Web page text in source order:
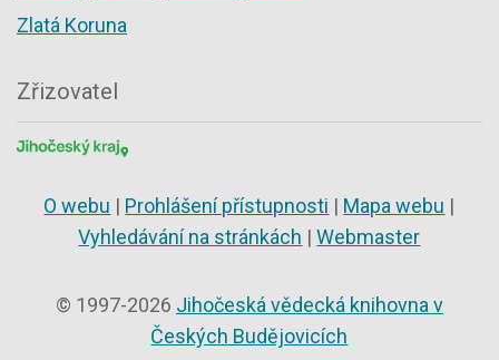
Zlatá Koruna
Zřizovatel
O webu | Prohlášení přístupnosti | Mapa webu |
Vyhledávání na stránkách |Webmaster
© 1997-2026 Jihočeská vědecká knihovna v
Českých Budějovicích